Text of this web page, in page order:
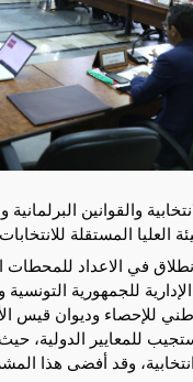
في الاعداد للمحطات
للجمهورية
للإحصاء وديوان قيس